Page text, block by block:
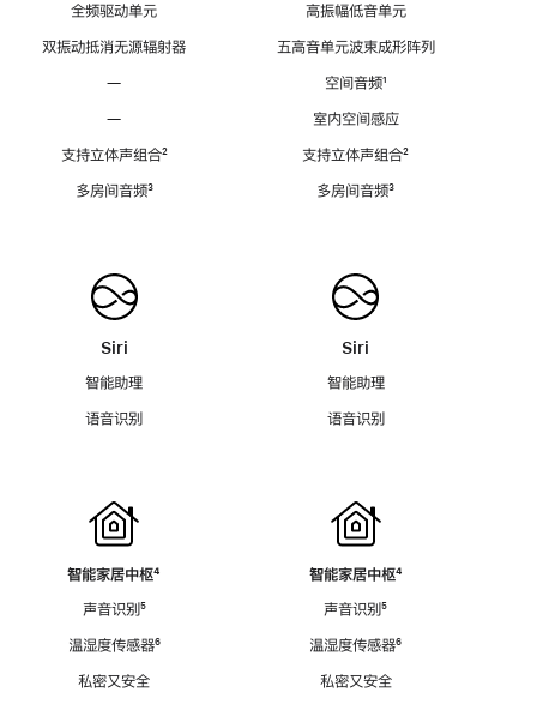
全频驱动单元
双振动抵消无源辐射器
—
—
支持立体声组合脚
²
多房间音频脚
³
Siri
智能助理
语音识别
智能家居中枢脚
⁴
声音识别脚
⁵
温湿度传感器脚
⁶
私密又安全
高振幅低音单元
五高音单元波束成形阵列
空间音频脚
¹
室内空间感应
支持立体声组合脚
²
多房间音频脚
³
Siri
智能助理
语音识别
智能家居中枢脚
⁴
声音识别脚
⁵
温湿度传感器脚
⁶
私密又安全